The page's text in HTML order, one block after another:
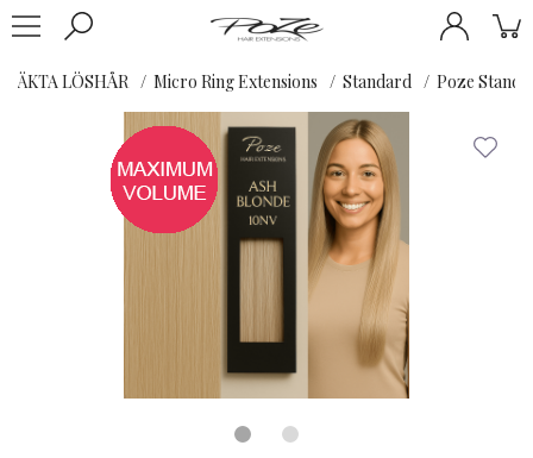
ÄKTA LÖSHÅR Micro Ring Extensions Standard Poze